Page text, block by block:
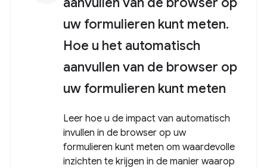
uw formulieren kunt meten.
Hoe u het automatisch
aanvullen van de browser op
uw formulieren kunt meten
Leer hoe u de impact van automatisch
invullen in de browser op uw
formulieren kunt meten om waardevolle
inzichten te krijgen in de manier waarop